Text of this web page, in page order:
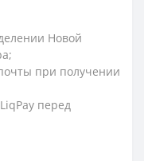
Новой
при получении
перед